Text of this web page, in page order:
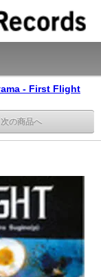
- First Flight
次の商品へ